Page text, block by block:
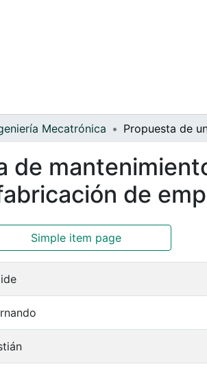
Mecatrónica
de
de
Simple item page